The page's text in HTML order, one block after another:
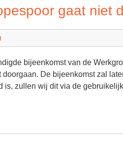
gaat niet
bijeenkomst van de
De bijeenkomst zal
zullen wij dit via de